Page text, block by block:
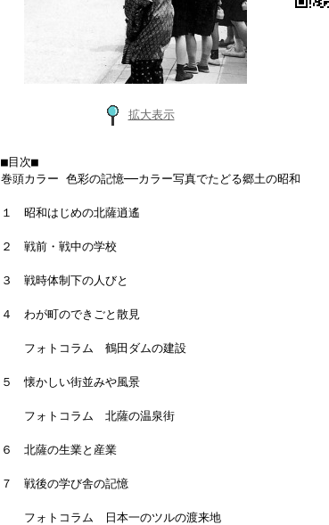
拡大表示
■目次■
巻頭カラー 色彩の記憶──カラー写真でたどる郷土の昭和
１ 昭和はじめの北薩逍遙
２ 戦前・戦中の学校
３ 戦時体制下の人びと
４ わが町のできごと散見
フォトコラム 鶴田ダムの建設
５ 懐かしい街並みや風景
フォトコラム 北薩の温泉街
６ 北薩の生業と産業
７ 戦後の学び舎の記憶
フォトコラム 日本一のツルの渡来地